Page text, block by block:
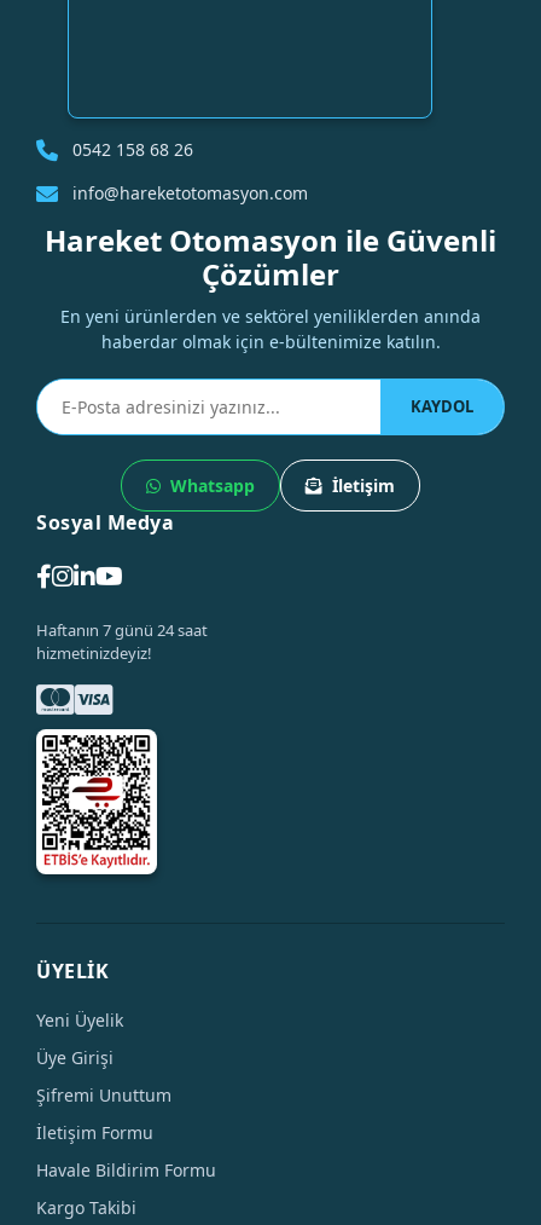
0542 158 68 26
info@hareketotomasyon.com
Hareket Otomasyon ile Güvenli
Çözümler
En yeni ürünlerden ve sektörel yeniliklerden anında
haberdar olmak için e-bültenimize katılın.
KAYDOL
Whatsapp İletişim
Sosyal Medya
Haftanın 7 günü 24 saat
hizmetinizdeyiz!
ÜYELİK
Yeni Üyelik
Üye Girişi
Şifremi Unuttum
İletişim Formu
Havale Bildirim Formu
Kargo Takibi